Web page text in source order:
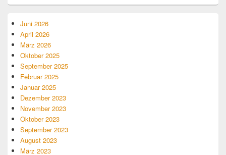
Juni 2026
April 2026
März 2026
Oktober 2025
September 2025
Februar 2025
Januar 2025
Dezember 2023
November 2023
Oktober 2023
September 2023
August 2023
März 2023